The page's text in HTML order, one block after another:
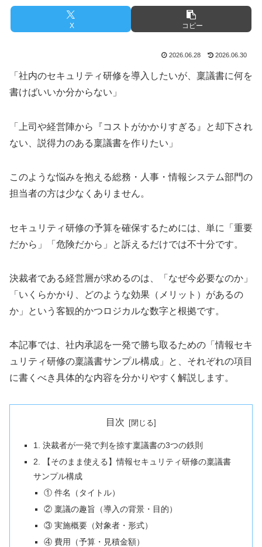
X コピー
2026.06.28 2026.06.30
「社内のセキュリティ研修を導入したいが、稟議書に何を
書けばいいか分からない」
「上司や経営陣から『コストがかかりすぎる』と却下され
ない、説得力のある稟議書を作りたい」
このような悩みを抱える総務・人事・情報システム部門の
担当者の方は少なくありません。
セキュリティ研修の予算を確保するためには、単に「重要
だから」「危険だから」と訴えるだけでは不十分です。
決裁者である経営層が求めるのは、「なぜ今必要なのか」
「いくらかかり、どのような効果（メリット）があるの
か」という客観的かつロジカルな数字と根拠です。
本記事では、社内承認を一発で勝ち取るための「情報セキ
ュリティ研修の稟議書サンプル構成」と、それぞれの項目
に書くべき具体的な内容を分かりやすく解説します。
目次
1. 決裁者が一発で判を捺す稟議書の3つの鉄則
2. 【そのまま使える】情報セキュリティ研修の稟議書
サンプル構成
① 件名（タイトル）
② 稟議の趣旨（導入の背景・目的）
③ 実施概要（対象者・形式）
④ 費用（予算・見積金額）